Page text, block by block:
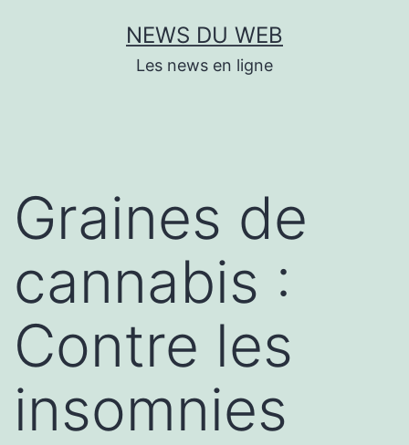
NEWS DU WEB
Les news en ligne
Graines de
cannabis :
Contre les
insomnies